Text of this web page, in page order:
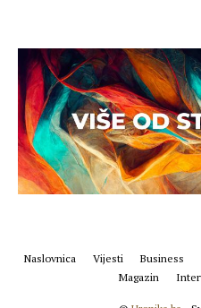
Naslovnica Vijesti Business
Magazin